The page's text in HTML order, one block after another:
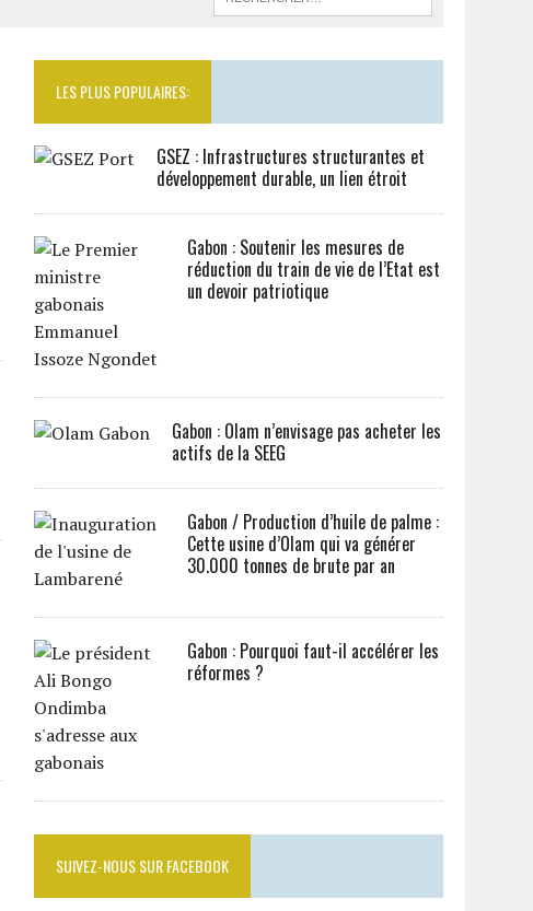
LES PLUS POPULAIRES:
GSEZ : Infrastructures structurantes et
développement durable, un lien étroit
Gabon : Soutenir les mesures de
réduction du train de vie de l’Etat est
un devoir patriotique
Gabon : Olam n’envisage pas acheter les
actifs de la SEEG
Gabon / Production d’huile de palme :
Cette usine d’Olam qui va générer
30.000 tonnes de brute par an
Gabon : Pourquoi faut-il accélérer les
réformes ?
SUIVEZ-NOUS SUR FACEBOOK